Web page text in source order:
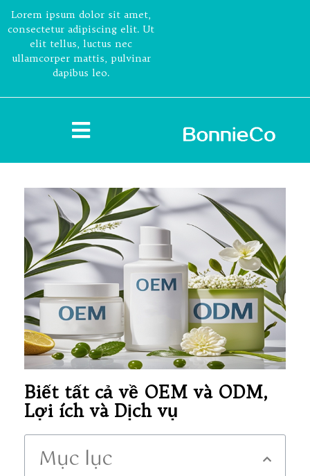
Lorem ipsum dolor sit amet,
consectetur adipiscing elit. Ut
elit tellus, luctus nec
ullamcorper mattis, pulvinar
dapibus leo.
Biết tất cả về OEM và ODM,
Lợi ích và Dịch vụ
Mục lục